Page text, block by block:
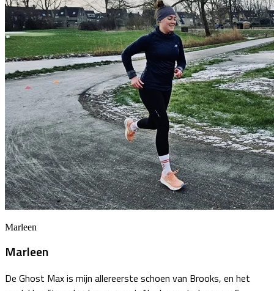
Marleen
Marleen
De Ghost Max is mijn allereerste schoen van Brooks, en het